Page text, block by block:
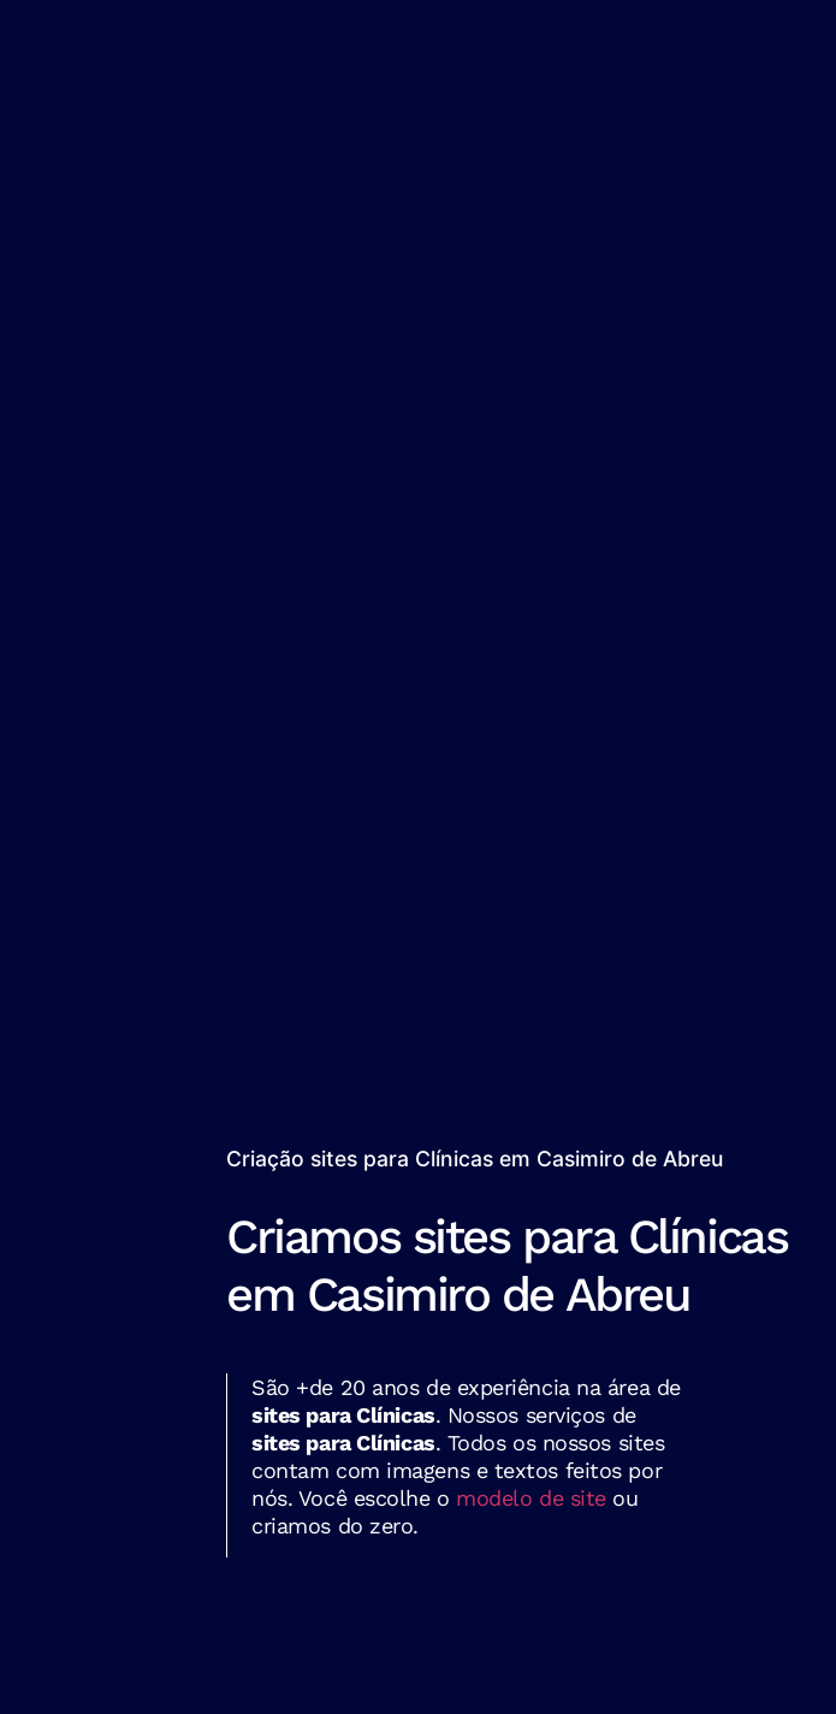
Criação sites para Clínicas em Casimiro de Abreu
Criamos sites para Clínicas
em Casimiro de Abreu
São +de 20 anos de experiência na área de
sites para Clínicas. Nossos serviços de
sites para Clínicas. Todos os nossos sites
contam com imagens e textos feitos por
nós. Você escolhe o modelo de siteou
criamos do zero.